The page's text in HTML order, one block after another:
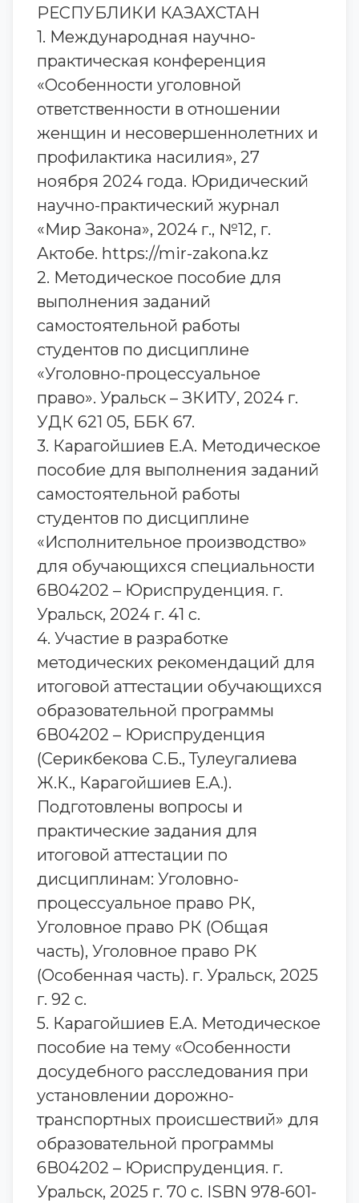
РЕСПУБЛИКИ КАЗАХСТАН
1. Международная научно-
практическая конференция
«Особенности уголовной
ответственности в отношении
женщин и несовершеннолетних и
профилактика насилия», 27
ноября 2024 года. Юридический
научно-практический журнал
«Мир Закона», 2024 г., №12, г.
Актобе. https://mir-zakona.kz
2. Методическое пособие для
выполнения заданий
самостоятельной работы
студентов по дисциплине
«Уголовно-процессуальное
право». Уральск – ЗКИТУ, 2024 г.
УДК 621 05, ББК 67.
3. Карагойшиев Е.А. Методическое
пособие для выполнения заданий
самостоятельной работы
студентов по дисциплине
«Исполнительное производство»
для обучающихся специальности
6В04202 – Юриспруденция. г.
Уральск, 2024 г. 41 с.
4. Участие в разработке
методических рекомендаций для
итоговой аттестации обучающихся
образовательной программы
6В04202 – Юриспруденция
(Серикбекова С.Б., Тулеугалиева
Ж.К., Карагойшиев Е.А.).
Подготовлены вопросы и
практические задания для
итоговой аттестации по
дисциплинам: Уголовно-
процессуальное право РК,
Уголовное право РК (Общая
часть), Уголовное право РК
(Особенная часть). г. Уральск, 2025
г. 92 с.
5. Карагойшиев Е.А. Методическое
пособие на тему «Особенности
досудебного расследования при
установлении дорожно-
транспортных происшествий» для
образовательной программы
6В04202 – Юриспруденция. г.
Уральск, 2025 г. 70 с. ISBN 978-601-